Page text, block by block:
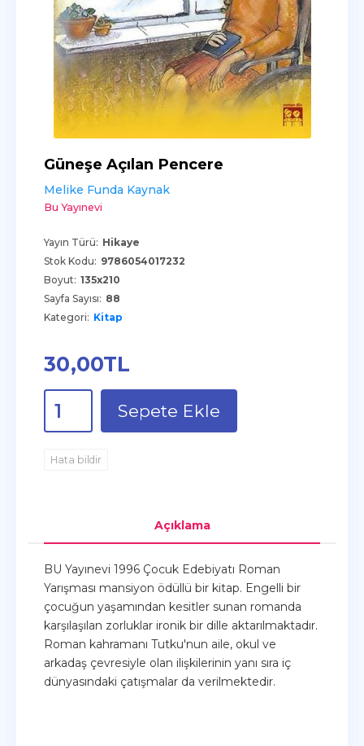
Güneşe Açılan Pencere
Melike Funda Kaynak
Bu Yayınevi
Yayın Türü: Hikaye
Stok Kodu: 9786054017232
Boyut: 135x210
Sayfa Sayısı: 88
Kategori: Kitap
30,00TL
Sepete Ekle
Hata bildir
Açıklama
BU Yayınevi 1996 Çocuk Edebiyatı Roman
Yarışması mansiyon ödüllü bir kitap. Engelli bir
çocuğun yaşamından kesitler sunan romanda
karşılaşılan zorluklar ironik bir dille aktarılmaktadır.
Roman kahramanı Tutku'nun aile, okul ve
arkadaş çevresiyle olan ilişkilerinin yanı sıra iç
dünyasındaki çatışmalar da verilmektedir.